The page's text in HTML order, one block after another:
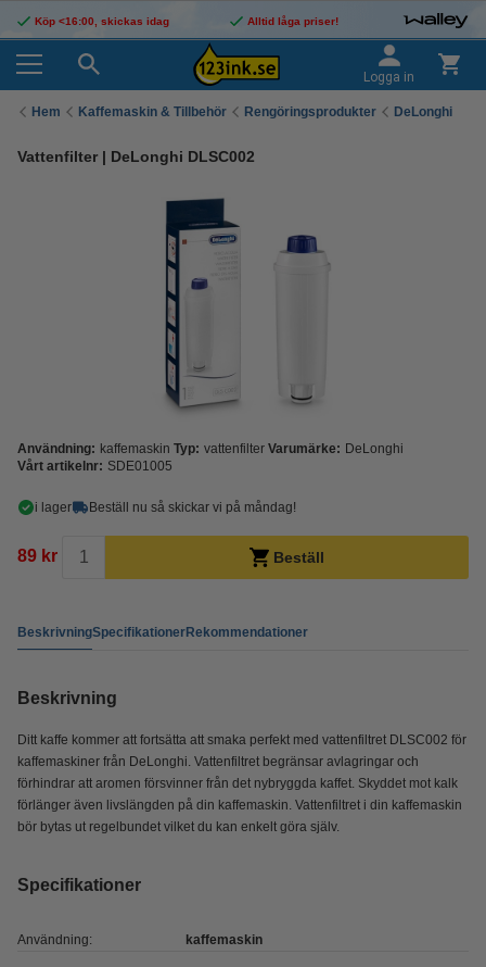
Köp <16:00, skickas idag Alltid låga priser!
Logga in
Hem Kaffemaskin & Tillbehör Rengöringsprodukter DeLonghi
Vattenfilter | DeLonghi DLSC002
Användning: kaffemaskin Typ: vattenfilter Varumärke: DeLonghi
Vårt artikelnr: SDE01005
i lager Beställ nu så skickar vi på måndag!
89 kr Beställ
BeskrivningSpecifikationerRekommendationer
Beskrivning
Ditt kaffe kommer att fortsätta att smaka perfekt med vattenfiltret DLSC002 för
kaffemaskiner från DeLonghi. Vattenfiltret begränsar avlagringar och
förhindrar att aromen försvinner från det nybryggda kaffet. Skyddet mot kalk
förlänger även livslängden på din kaffemaskin. Vattenfiltret i din kaffemaskin
bör bytas ut regelbundet vilket du kan enkelt göra själv.
Specifikationer
Användning: kaffemaskin